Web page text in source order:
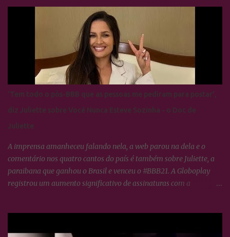
imediata, ou seja, nada fizeram por nenhum participante até
'Tem todo o pós-BBB que as pessoas me pediram para postar',
diz Juliette sobre Você Nunca Esteve Sozinha - o Doc de
Juliette
A imprensa amanheceu falando nela, a web parou na dela e o
comentário nos quatro cantos do país é também sobre Juliette, a
paraibana que ganhou o Brasil e venceu o #BBB21. A Globoplay
registrou um aumento significativo de assinaturas com a
da campeã extraordinário, tudo o que ela faz no dia à dia, os